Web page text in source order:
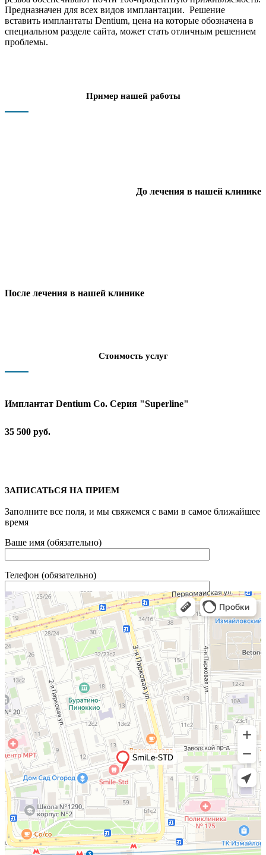
Предназначен для всех видов имплантации. Решение
вставить имплантаты Dentium, цена на которые обозначена в
специальном разделе сайта, может стать отличным решением
проблемы.
Пример нашей работы
До лечения в нашей клинике
После лечения в нашей клинике
Стоимость услуг
Имплантат Dentium Co. Серия "Superline"
35 500 руб.
ЗАПИСАТЬСЯ НА ПРИЕМ
Заполните все поля, и мы свяжемся с вами в самое ближайшее
время
Ваше имя (обязательно)
Телефон (обязательно)
Отправляя форму Вы соглашаетесь сполитикой
конфиденциальности*